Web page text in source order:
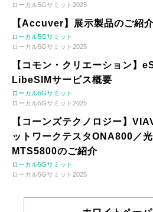
ローカル5Gサミット2025
【Accuver】展示製品のご紹
ローカル5Gサミット
ローカル5Gサミット2025
【コモン・クリエーション】
LibeSIMサービス概要
ローカル5Gサミット
ローカル5Gサミット2025
【コーンズテクノロジー】
ットワークテスタONA800／
MTS5800のご紹介
ローカル5Gサミット
ローカル5Gサミット2025